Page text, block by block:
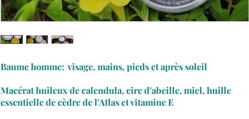
Baume homme: visage, mains, pieds et après soleil
Macérat huileux de calendula, cire d'abeille, miel, huille
essentielle de cèdre de l'Atlas et vitamine E